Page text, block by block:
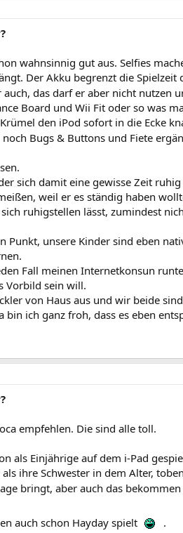
wahnsinnig gut aus. Selfies
Der Akku begrenzt die
das darf er aber nicht nutzen
Board und Wii Fit oder so was
den iPod sofort in die Ecke
Bugs & Buttons und Fiete
sich damit eine gewisse Zeit
weil er es ständig haben
ruhigstellen lässt, zumindest
Punkt, unsere Kinder sind eben
Fall meinen Internetkonsun
Vorbild sein will.
von Haus aus und wir beide
bin ich ganz froh, dass es eben
empfehlen. Die sind alle toll.
als Einjährige auf dem i-Pad
ihre Schwester in dem Alter,
bringt, aber auch das
auch schon Hayday spielt .